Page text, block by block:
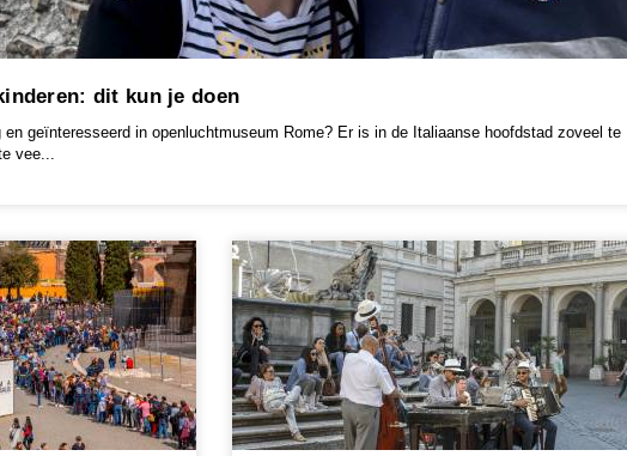
dit kun je doen
en geïnteresseerd in openluchtmuseum Rome? Er is in de Italiaanse hoofdstad zoveel te
vee...